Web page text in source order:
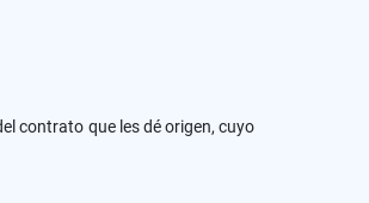
contrato que les dé origen, cuyo